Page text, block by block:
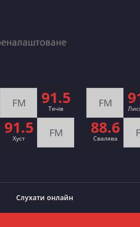
FM 91.5
Тячів
91.5
Хуст FM
FM
88.6
Свалява
Слухати онлайн